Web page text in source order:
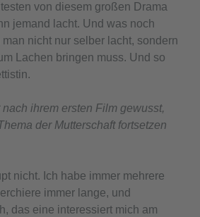
von diesem großen Drama
jemand lacht. Und was noch
nicht nur selber lacht, sondern
Lachen bringen muss. Und so
ihrem ersten Film gewusst,
der Mutterschaft fortsetzen
nicht. Ich habe immer mehrere
immer lange, und
das eine interessiert mich am